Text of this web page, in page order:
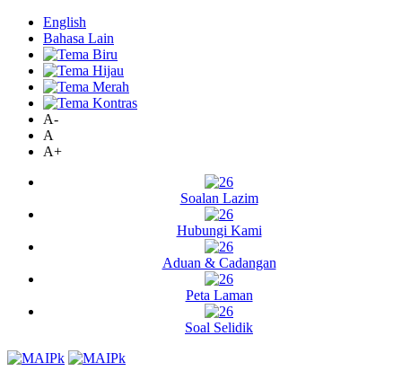
English
Bahasa Lain
A-
A
A+
Soalan Lazim
Hubungi Kami
Aduan & Cadangan
Peta Laman
Soal Selidik